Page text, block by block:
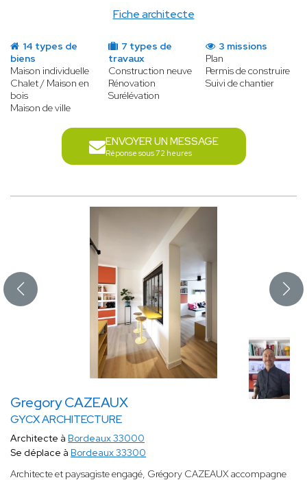
Fiche architecte
14 types de
biens
Maison individuelle
Chalet / Maison en
bois
Maison de ville
7 types de
travaux
Construction neuve
Rénovation
Surélévation
3 missions
Plan
Permis de construire
Suivi de chantier
ENVOYER UN MESSAGE
Réponse sous 72 heures
Gregory CAZEAUX
GYCX ARCHITECTURE
Architecte à Bordeaux 33000
Se déplace à Bordeaux 33300
Architecte et paysagiste engagé, Grégory CAZEAUX accompagne